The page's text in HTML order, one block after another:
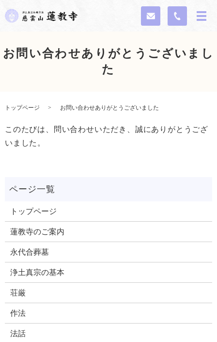
お問い合わせありがとうございまし
た
トップページ お問い合わせありがとうございました
このたびは、問い合わせいただき、誠にありがとうござ
いました。
トップページ
蓮教寺のご案内
永代合葬墓
浄土真宗の基本
荘厳
作法
法話